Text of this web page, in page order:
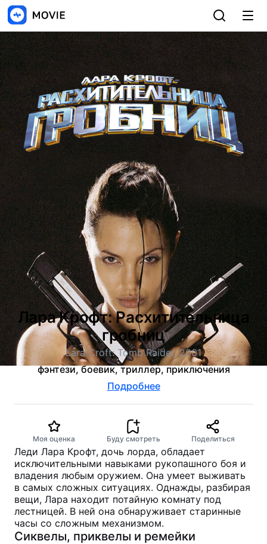
Лара Крофт: Расхитительница
гробниц
Lara Croft: Tomb Raider, 2001
фэнтези, боевик, триллер, приключения
Подробнее
Моя оценка Буду смотреть Поделиться
Леди Лара Крофт, дочь лорда, обладает
исключительными навыками рукопашного боя и
владения любым оружием. Она умеет выживать
в самых сложных ситуациях. Однажды, разбирая
вещи, Лара находит потайную комнату под
лестницей. В ней она обнаруживает старинные
часы со сложным механизмом.
Сиквелы, приквелы и ремейки